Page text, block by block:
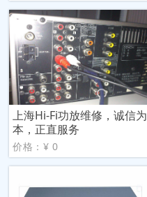
上海Hi-Fi功放维修，诚信为
本，正直服务
价格：¥ 0